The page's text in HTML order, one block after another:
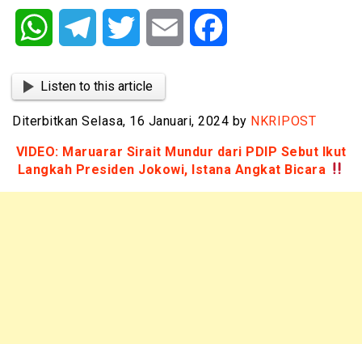
WhatsAppTelegram Twitter Email
Listen to this article
Diterbitkan Selasa, 16 Januari, 2024 by NKRIPOST
VIDEO: Maruarar Sirait Mundur dari PDIP Sebut Ikut
Langkah Presiden Jokowi, Istana Angkat Bicara